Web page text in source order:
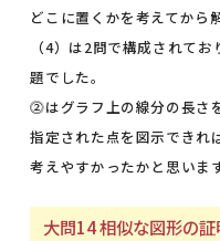
どこに置くかを考えてから
（4）は2問で構成されて
題でした。
⓶はグラフ上の線分の長さ
指定された点を図示できれ
考えやすかったかと思います
大問14 相似な図形の証